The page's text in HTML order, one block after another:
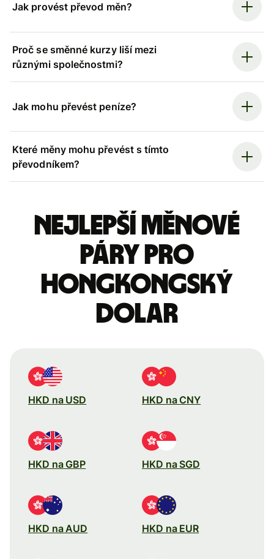
Jak provést převod měn?
Proč se směnné kurzy liší mezi
různými společnostmi?
Jak mohu převést peníze?
Které měny mohu převést s tímto
převodníkem?
Nejlepší měnové
páry pro
hongkongský
dolar
HKD na USD HKD na CNY
HKD na GBP HKD na SGD
HKD na AUD HKD na EUR